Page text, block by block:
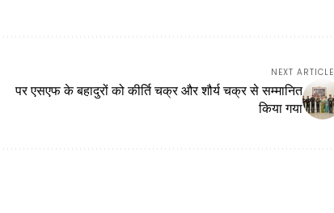
NEXT ARTICLE
पर एसएफ के बहादुरों को कीर्ति चक्र और शौर्य चक्र से सम्मानित
किया गया